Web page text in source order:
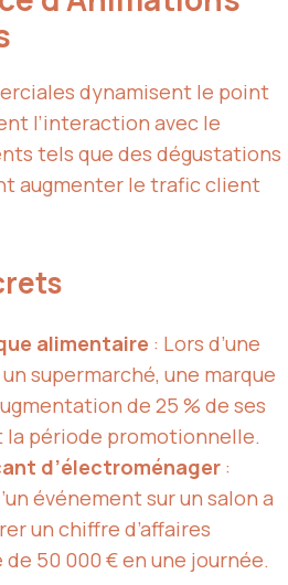
dynamisent le point
l’interaction avec le
tels que des dégustations
augmenter le trafic client
alimentaire : Lors d’une
supermarché, une marque
de 25 % de ses
période promotionnelle.
d’électroménager :
événement sur un salon a
un chiffre d’affaires
50 000 € en une journée.